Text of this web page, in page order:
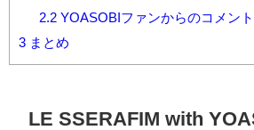
2.2YOASOBIファンからのコメント
3 まとめ
LE SSERAFIM with